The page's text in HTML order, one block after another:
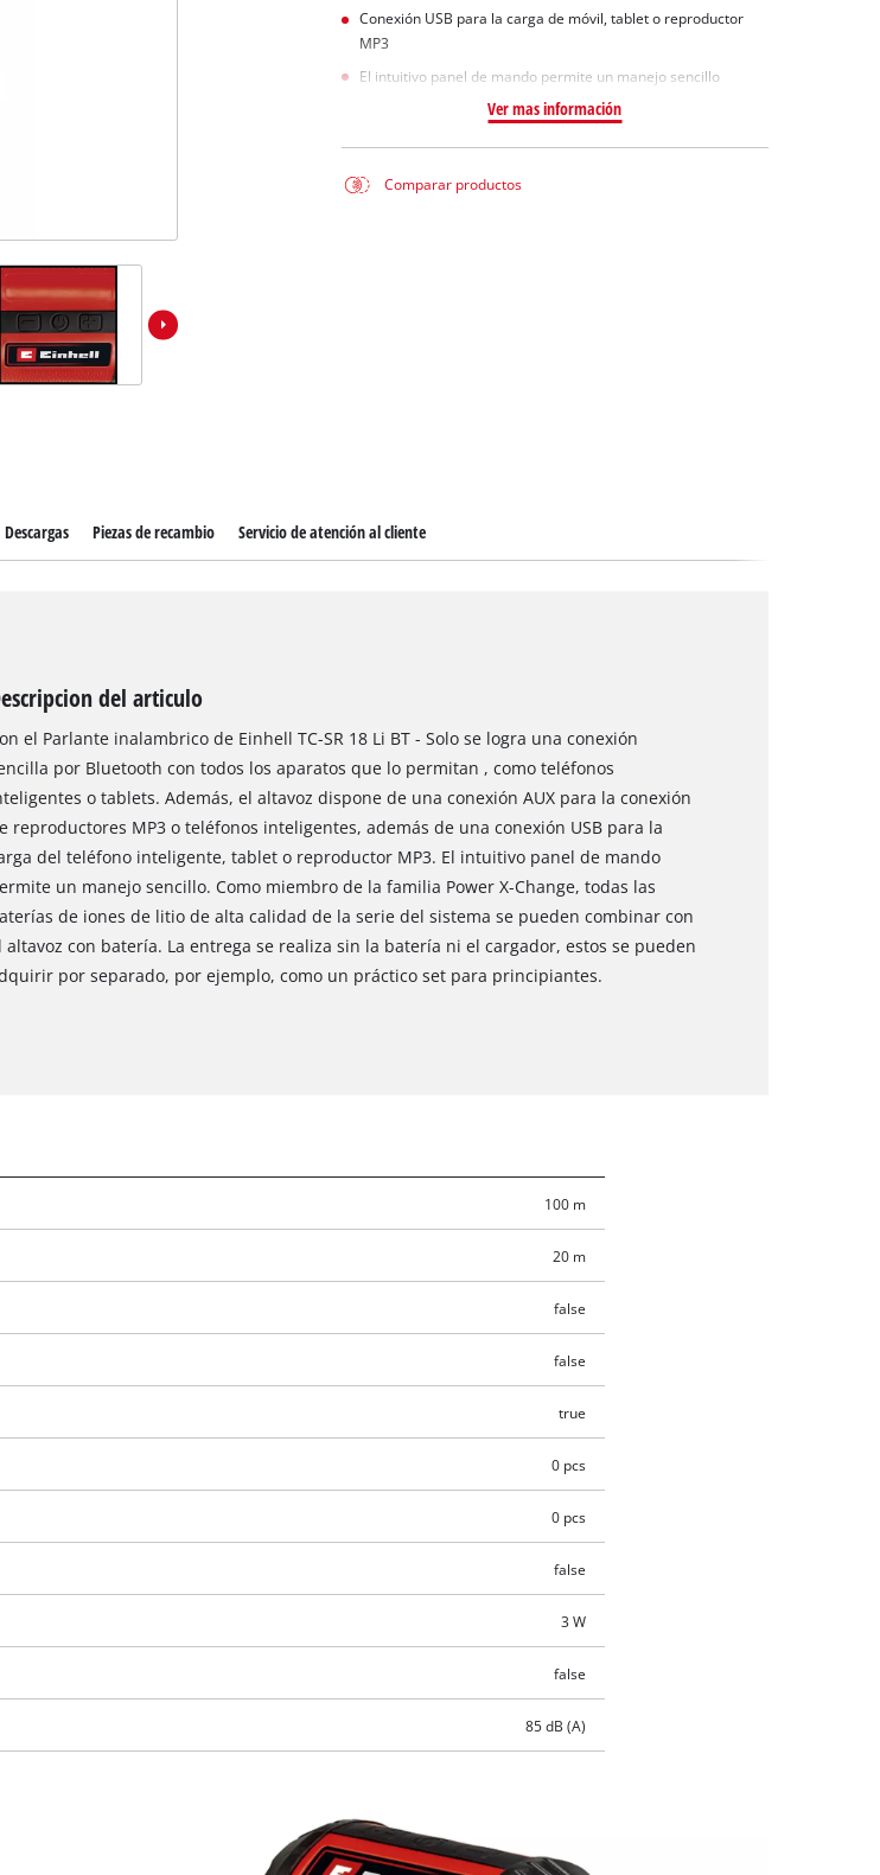
Change
de húmedo/seco
de ceniza
y destornilladores
Conexión USB para la carga de móvil, tablet o reproductor
MP3
El intuitivo panel de mando permite un manejo sencillo
Ver mas información
Comparar productos
Descargas Piezas de recambio Servicio de atención al cliente
del articulo
el Parlante inalambrico de Einhell TC-SR 18 Li BT - Solo se logra una conexión
por Bluetooth con todos los aparatos que lo permitan , como teléfonos
o tablets. Además, el altavoz dispone de una conexión AUX para la conexión
reproductores MP3 o teléfonos inteligentes, además de una conexión USB para la
del teléfono inteligente, tablet o reproductor MP3. El intuitivo panel de mando
un manejo sencillo. Como miembro de la familia Power X-Change, todas las
de iones de litio de alta calidad de la serie del sistema se pueden combinar con
altavoz con batería. La entrega se realiza sin la batería ni el cargador, estos se pueden
por separado, por ejemplo, como un práctico set para principiantes.
100 m
20 m
false
false
true
0 pcs
0 pcs
false
3 W
false
85 dB (A)